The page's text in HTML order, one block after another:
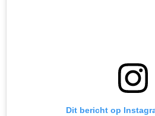
Dit bericht op